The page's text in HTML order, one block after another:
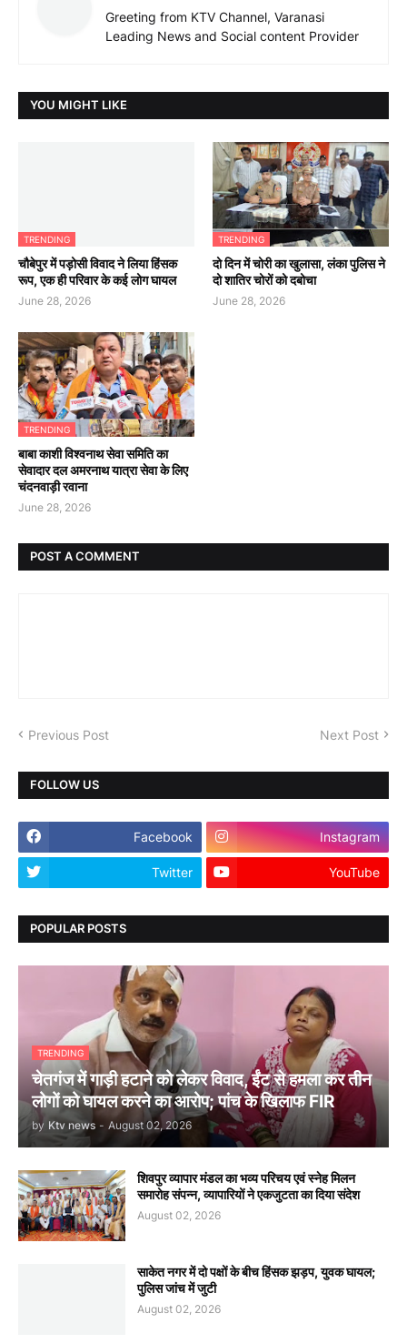
Greeting from KTV Channel, Varanasi
Leading News and Social content Provider
YOU MIGHT LIKE
TRENDING
चौबेपुर में पड़ोसी विवाद ने लिया हिंसक
रूप, एक ही परिवार के कई लोग घायल
June 28, 2026
TRENDING
दो दिन में चोरी का खुलासा, लंका पुलिस ने
दो शातिर चोरों को दबोचा
June 28, 2026
TRENDING
बाबा काशी विश्वनाथ सेवा समिति का
सेवादार दल अमरनाथ यात्रा सेवा के लिए
चंदनवाड़ी रवाना
June 28, 2026
POST A COMMENT
Previous Post Next Post
FOLLOW US
Facebook Instagram
Twitter YouTube
POPULAR POSTS
TRENDING
चेतगंज में गाड़ी हटाने को लेकर विवाद, ईंट से हमला कर तीन
लोगों को घायल करने का आरोप; पांच के खिलाफ FIR
by Ktv news - August 02, 2026
शिवपुर व्यापार मंडल का भव्य परिचय एवं स्नेह मिलन
समारोह संपन्न, व्यापारियों ने एकजुटता का दिया संदेश
August 02, 2026
साकेत नगर में दो पक्षों के बीच हिंसक झड़प, युवक घायल;
पुलिस जांच में जुटी
August 02, 2026